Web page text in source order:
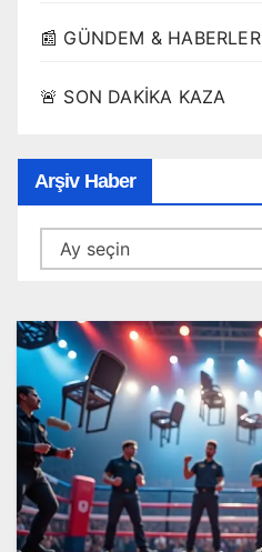
📰 GÜNDEM & HABERLER
🚨 SON DAKİKA KAZA
Arşiv Haber
Arşiv
Haber